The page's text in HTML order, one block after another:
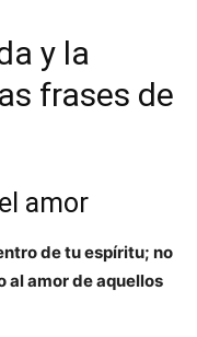
y la
frases de
amor
de tu espíritu; no
al amor de aquellos